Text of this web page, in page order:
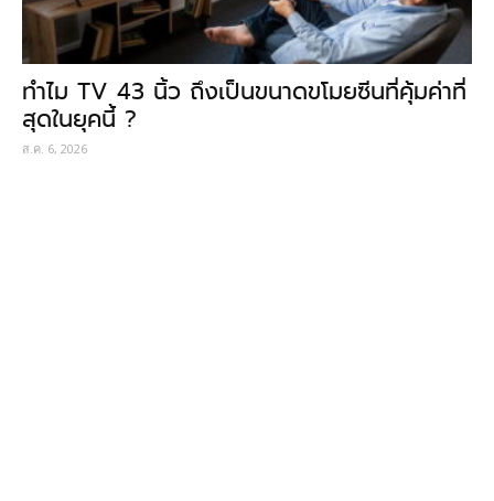
ทำไม TV 43 นิ้ว ถึงเป็นขนาดขโมยซีนที่คุ้มค่าที่
สุดในยุคนี้ ?
ส.ค. 6, 2026